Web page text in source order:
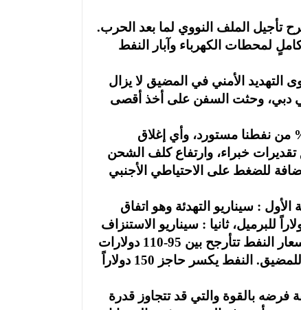
تأجيل الملف النووي لما بعد الحرب.
لمحطات الكهرباء وآبار النفط
التهديد الأمني في المضيق لا يزال
دبي، وحثت السفن على أخذ أقصى
الرغم من البُعد الجغرافي، الأردن يبدو أول المتأثرين، إذ ان 98 % من نفطنا مستورد، وأي إغلاق
فاتورة الطاقة وفق تقديرات خبراء، وارتفاع كلف الشحن
إضافة للضغط على الاحتياطي الأجنبي
: سيناريو التهدئة وهو اتفاق
المضيق مقابل تجميد عقوبات أسعار النفط تتراجع لـ 85 دولاراً للبرميل، ثانيا : سيناريو الاستنزاف
واخيرا سيناريو الانفجار وهي ضربة لمنشآت جزيرة خرج وإغلاق كامل للمضيق. النفط يكسر حاجز 150 دولاراً
فرضه بالقوة والتي قد تتجاوز قدرة